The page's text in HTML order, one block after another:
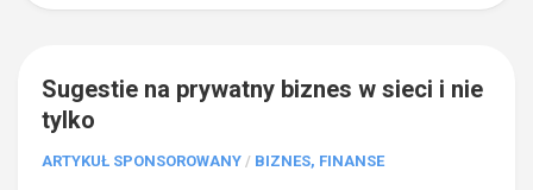
Sugestie na prywatny biznes w sieci i nie
tylko
ARTYKUŁ SPONSOROWANY / BIZNES, FINANSE